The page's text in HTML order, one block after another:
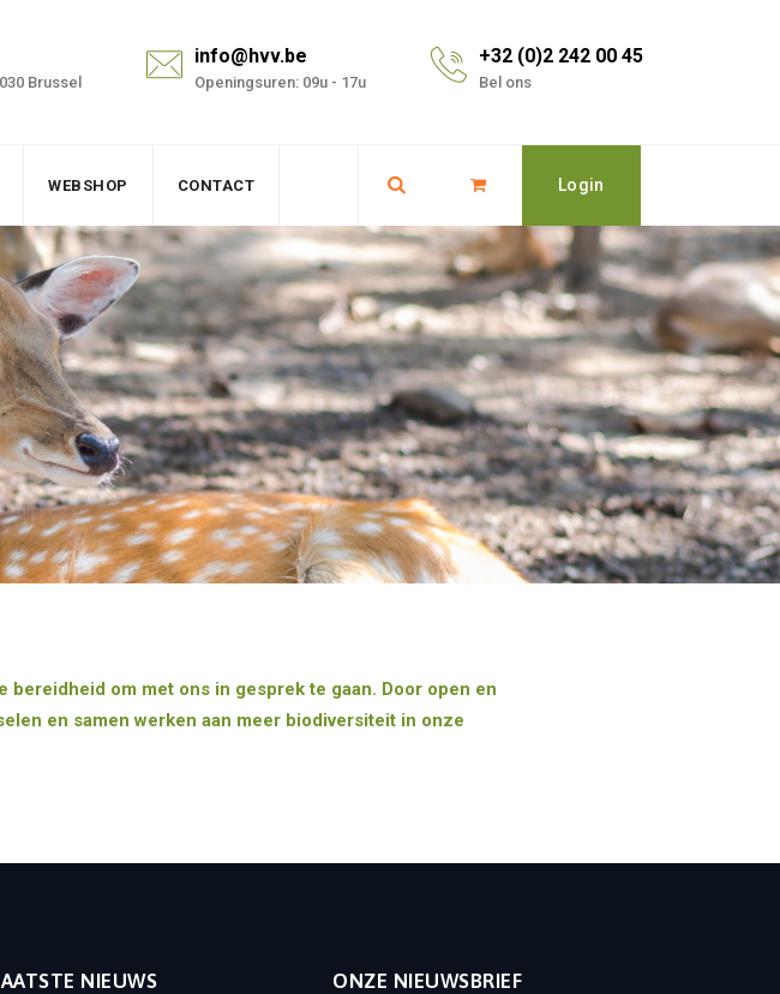
Brussel
info@hvv.be
Openingsuren: 09u - 17u
+32 (0)2 242 00 45
Bel ons
WEBSHOP CONTACT Login
om met ons in gesprek te gaan. Door open en
en samen werken aan meer biodiversiteit in onze
NIEUWS ONZE NIEUWSBRIEF